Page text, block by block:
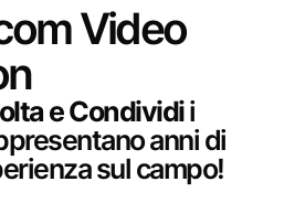
Video
e Condividii
anni di
sul campo!